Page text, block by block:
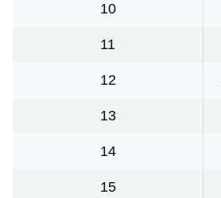
10
11
12
13
14
15